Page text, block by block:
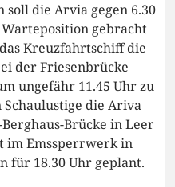
soll die Arvia gegen 6.30
gebracht
Kreuzfahrtschiff die
der Friesenbrücke
ungefähr 11.45 Uhr zu
Schaulustige die Ariva
Brücke in Leer
im Emssperrwerk in
für 18.30 Uhr geplant.